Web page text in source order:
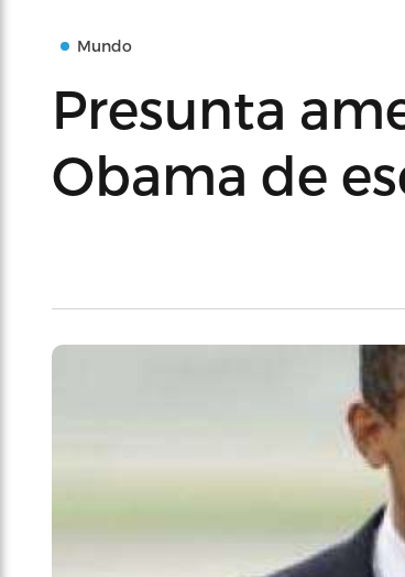
Mundo
Presunta
Obama de